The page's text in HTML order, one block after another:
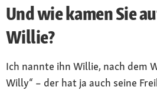
Und wie kamen Sie
Willie?
Ich nannte ihn Willie, nach dem
Willy“ – der hat ja auch seine